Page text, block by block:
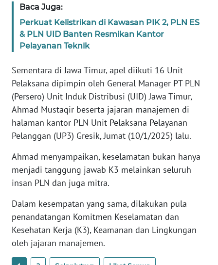
Baca Juga:
Perkuat Kelistrikan di Kawasan PIK 2, PLN ES
& PLN UID Banten Resmikan Kantor
Pelayanan Teknik
Sementara di Jawa Timur, apel diikuti 16 Unit
Pelaksana dipimpin oleh General Manager PT PLN
(Persero) Unit Induk Distribusi (UID) Jawa Timur,
Ahmad Mustaqir beserta jajaran manajemen di
halaman kantor PLN Unit Pelaksana Pelayanan
Pelanggan (UP3) Gresik, Jumat (10/1/2025) lalu.
Ahmad menyampaikan, keselamatan bukan hanya
menjadi tanggung jawab K3 melainkan seluruh
insan PLN dan juga mitra.
Dalam kesempatan yang sama, dilakukan pula
penandatangan Komitmen Keselamatan dan
Kesehatan Kerja (K3), Keamanan dan Lingkungan
oleh jajaran manajemen.
WN
WN
PAPUA
PAPUA
BARAT
WN
RIAU
WN
SERAMBI
JAMBI
WN
SULTRA